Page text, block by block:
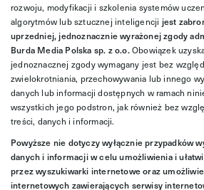
rozwoju, modyfikacji i szkolenia systemów
algorytmów lub sztucznej inteligencji jest
uprzedniej, jednoznacznie wyrażonej zgody
Burda Media Polska sp. z o.o.Obowiązek
jednoznacznej zgody wymagany jest bez
zwielokrotniania, przechowywania lub innego
danych lub informacji dostępnych w ramach
wszystkich jego podstron, jak również bez
treści, danych i informacji.
Powyższe nie dotyczy wyłącznie przypadków
danych i informacji w celu umożliwienia i
przez wyszukiwarki internetowe oraz
internetowych zawierających serwisy